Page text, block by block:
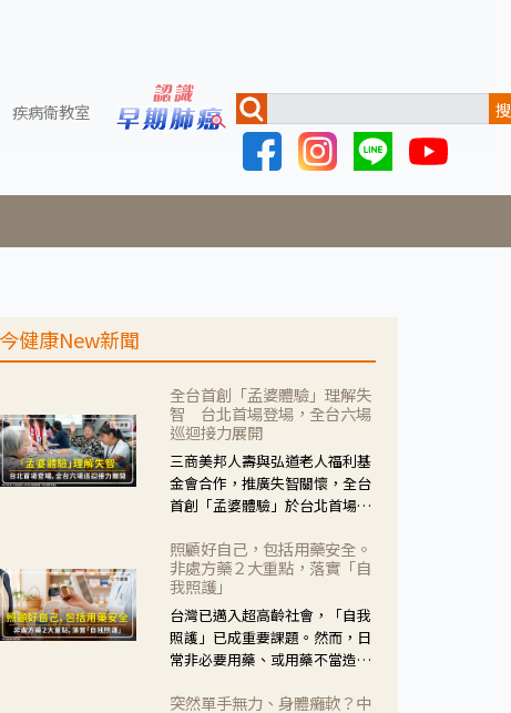
疾病衛教室
今健康New新聞
全台首創「孟婆體驗」理解失
智 台北首場登場，全台六場
巡迴接力展開
三商美邦人壽與弘道老人福利基
金會合作，推廣失智關懷，全台
首創「孟婆體驗」於台北首場實
模式，用結合情境互動等豐富活
動，將抽象的失智轉化為可感
受、可討論的生活情境，並引導
民眾在家人開始出現改變時，以
理解取代責備、以耐心回應不
安。
照顧好自己，包括用藥安全。
非處方藥２大重點，落實「自
我照護」
台灣已邁入超高齡社會，「自我
照護」已成重要課題。然而，日
常非必要用藥、或用藥不當造成
在重要。社團法人台灣自我照護
突然單手無力、身體癱軟？中